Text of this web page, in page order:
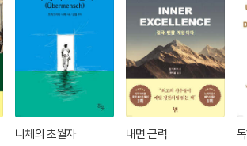
니체의 초월자 내면 근력